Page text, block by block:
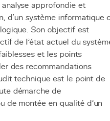
approfondie et
d'un système informatique
Son objectif est
de l'état actuel du
et les points
des recommandations
technique est le point de
démarche de
de montée en qualité d'un